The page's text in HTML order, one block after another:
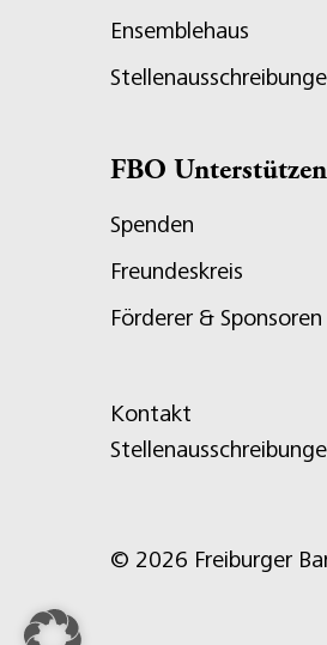
Ensemblehaus
FBO Unterstützen
Spenden
Freundeskreis
Förderer & Sponsoren
Kontakt
© 2026 Freiburger